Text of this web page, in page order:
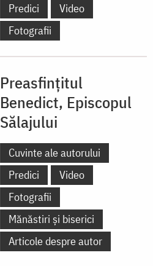
Predici
Video
Fotografii
Preasfințitul
Benedict, Episcopul
Sălajului
Cuvinte ale autorului
Predici
Video
Fotografii
Mănăstiri și biserici
Articole despre autor